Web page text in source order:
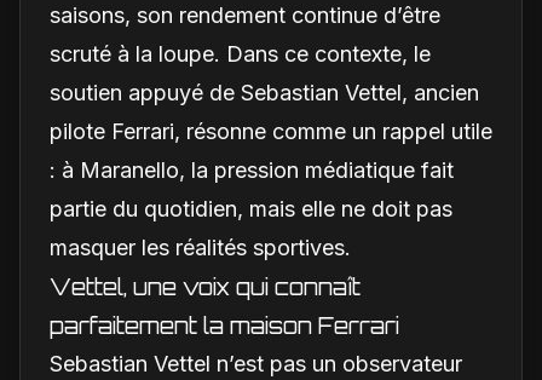
saisons, son rendement continue d’être
scruté à la loupe. Dans ce contexte, le
soutien appuyé de Sebastian Vettel, ancien
pilote Ferrari, résonne comme un rappel utile
: à Maranello, la pression médiatique fait
partie du quotidien, mais elle ne doit pas
masquer les réalités sportives.
Vettel, une voix qui connaît
parfaitement la maison Ferrari
Sebastian Vettel n’est pas un observateur